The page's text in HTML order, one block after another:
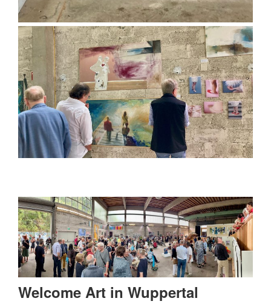
Welcome Art in Wuppertal